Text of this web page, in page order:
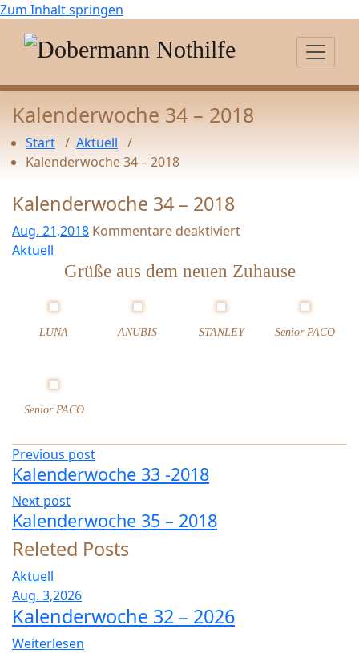
Zum Inhalt springen
Kalenderwoche 34 – 2018
Start / Aktuell /
Kalenderwoche 34 – 2018
Kalenderwoche 34 – 2018
Aug. 21,2018 Kommentare deaktiviert
f
w
o
c
h
e
3
4
2
0
1
8
Aktuell
Grüße aus dem neuen Zuhause
LUNA ANUBIS STANLEY Senior PACO
Senior PACO
Previous post
Kalenderwoche 33 -2018
Next post
Kalenderwoche 35 – 2018
Releted Posts
Aktuell
Aug. 3,2026
Kalenderwoche 32 – 2026
Weiterlesen